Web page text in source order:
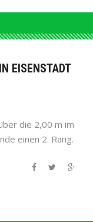
EISENSTADT
die 2,00 m im
einen 2. Rang.